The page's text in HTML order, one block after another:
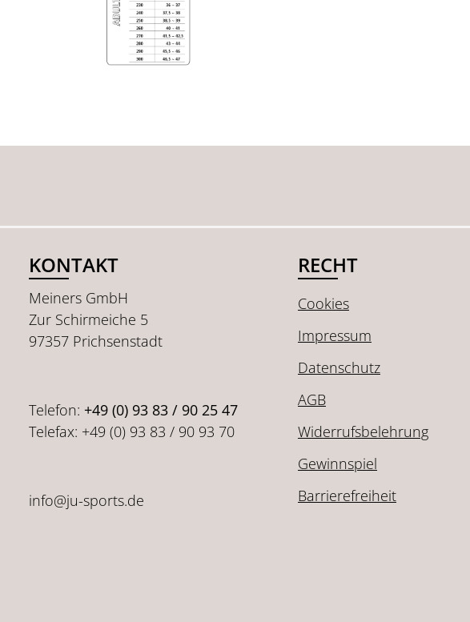
KONTAKT
Meiners GmbH
Zur Schirmeiche 5
97357 Prichsenstadt
Telefon: +49 (0) 93 83 / 90 25 47
Telefax: +49 (0) 93 83 / 90 93 70
info@ju-sports.de
RECHT
Cookies
Impressum
Datenschutz
AGB
Widerrufsbelehrung
Gewinnspiel
Barrierefreiheit